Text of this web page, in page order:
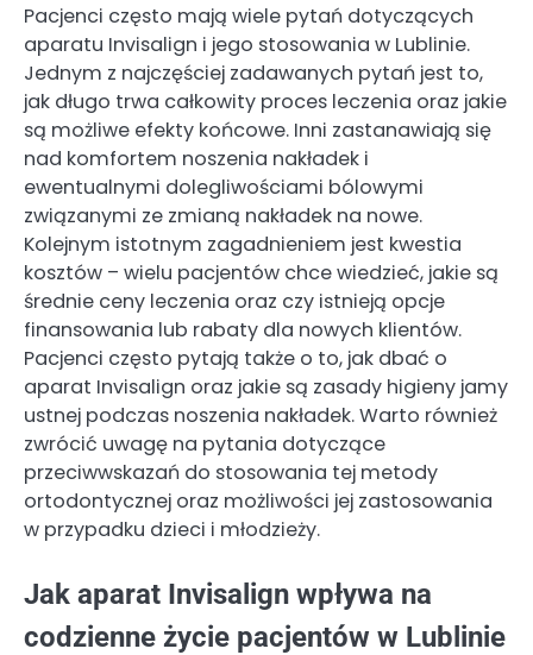
Pacjenci często mają wiele pytań dotyczących
aparatu Invisalign i jego stosowania w Lublinie.
Jednym z najczęściej zadawanych pytań jest to,
jak długo trwa całkowity proces leczenia oraz jakie
są możliwe efekty końcowe. Inni zastanawiają się
nad komfortem noszenia nakładek i
ewentualnymi dolegliwościami bólowymi
związanymi ze zmianą nakładek na nowe.
Kolejnym istotnym zagadnieniem jest kwestia
kosztów – wielu pacjentów chce wiedzieć, jakie są
średnie ceny leczenia oraz czy istnieją opcje
finansowania lub rabaty dla nowych klientów.
Pacjenci często pytają także o to, jak dbać o
aparat Invisalign oraz jakie są zasady higieny jamy
ustnej podczas noszenia nakładek. Warto również
zwrócić uwagę na pytania dotyczące
przeciwwskazań do stosowania tej metody
ortodontycznej oraz możliwości jej zastosowania
w przypadku dzieci i młodzieży.
Jak aparat Invisalign wpływa na
codzienne życie pacjentów w Lublinie